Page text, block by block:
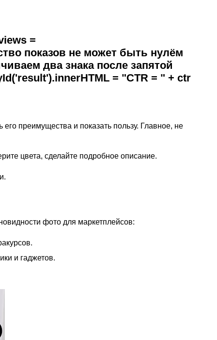
=
показов не может быть нулём
два знака после запятой
= "CTR = " + ctr
преимущества и показать пользу. Главное, не
цвета, сделайте подробное описание.
фото для маркетплейсов:
и гаджетов.